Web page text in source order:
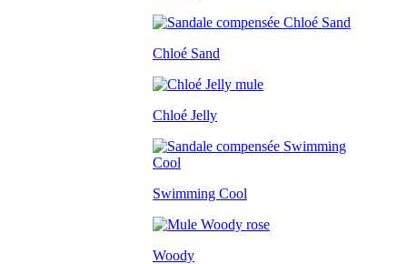
Chloé Sand
Chloé Jelly
Swimming Cool
Woody